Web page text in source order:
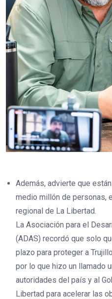
Además, advierte que
medio millón de personas,
regional de La Libertad.
La Asociación para el
(ADAS) recordó que solo
plazo para proteger a
por lo que hizo un llamado
autoridades del país y al
Libertad para acelerar las